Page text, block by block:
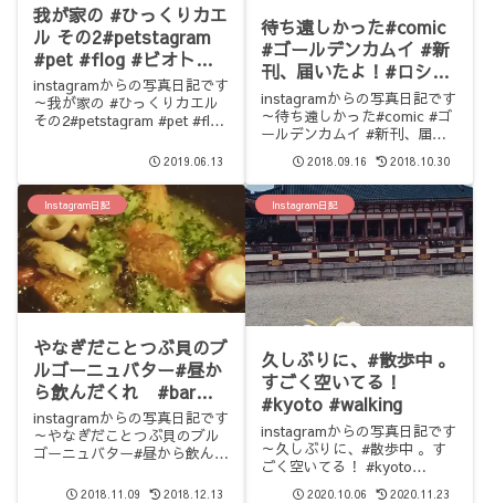
我が家の #ひっくりカエ
ル その2#petstagram
#pet #flog #ビオトー
プ #biotope
instagramからの写真日記です
～我が家の #ひっくりカエル
その2#petstagram #pet #flog
2019.06.13
待ち遠しかった#comic
#ゴールデンカムイ #新
刊、届いたよ！#ロシア
語 フレーズがけっこう
あって、懐かしい！勉強
になります。# русский
язык #японская
#japanesemanga
instagramからの写真日記です
～待ち遠しかった#comic #ゴ
ールデンカムイ #新刊、届い
けっこうあって、懐かしい！
勉強になります。# русский
язык #японская
#japanesema...
2018.09.16 2018.10.30
Instagram日記
やなぎだことつぶ貝のブ
ルゴーニュバター#昼か
ら飲んだくれ #bar
#lunch
instagramからの写真日記です
～やなぎだことつぶ貝のブル
ゴーニュバター#昼から飲んだ
2018.11.09 2018.12.13
Instagram日記
久しぶりに、#散歩中 。
すごく空いてる！
#kyoto #walking
instagramからの写真日記です
～久しぶりに、#散歩中 。す
ごく空いてる！ #kyoto
#walking
2020.10.06 2020.11.23